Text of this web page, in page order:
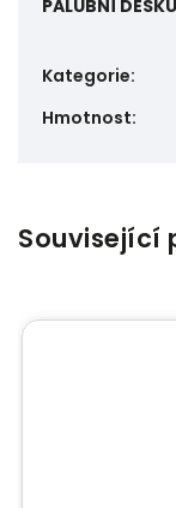
PALUBNÍ
Kategorie:
Hmotnost:
Související